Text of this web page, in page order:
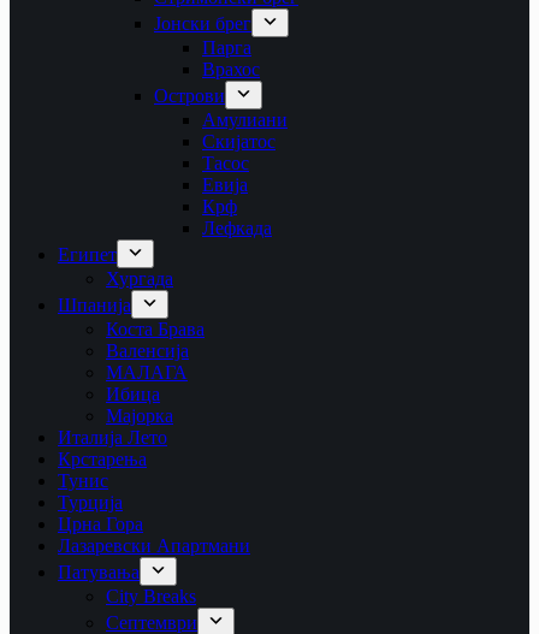
Јонски брег
Парга
Врахос
Острови
Амулиани
Скијатос
Тасос
Евија
Крф
Лефкада
Египет
Хургада
Шпанија
Коста Брава
Валенсија
МАЛАГА
Ибица
Мајорка
Италија Лето
Крстарења
Тунис
Турција
Црна Гора
Лазаревски Апартмани
Патувања
City Breaks
Септември